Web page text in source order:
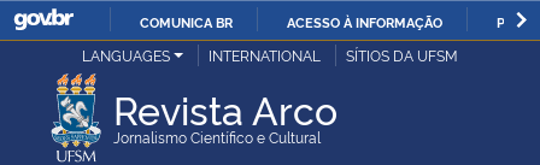
IR
O
COMUNICA BR ACESSO À INFORMAÇÃO
Ministério da Justiça e Segurança Pública
LANGUAGES INTERNATIONAL SÍTIOS DA UFSM
Revista Arco
Jornalismo Científico e Cultural